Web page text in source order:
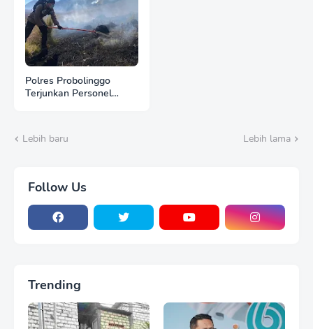
Polres Probolinggo
Terjunkan Personel
Lebih baru Lebih lama
Follow Us
Trending